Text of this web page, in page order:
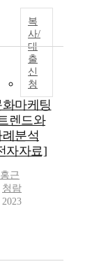
복
사/
대
출
신
청
화마케팅
렌드와
분석
자자료]
근
청람
2023